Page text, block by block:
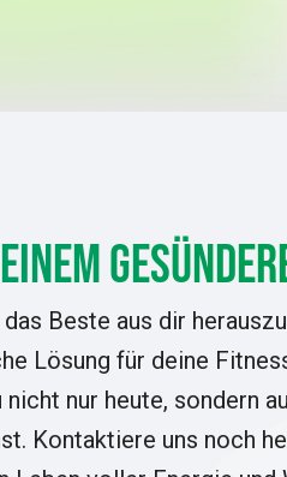
Beste aus dir
Lösung für deine
nur heute, sondern
Kontaktiere uns noch